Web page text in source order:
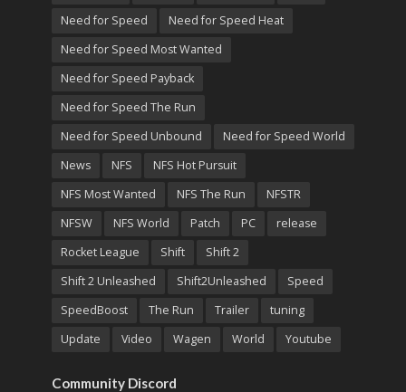
Need for Speed
Need for Speed Heat
Need for Speed Most Wanted
Need for Speed Payback
Need for Speed The Run
Need for Speed Unbound
Need for Speed World
News
NFS
NFS Hot Pursuit
NFS Most Wanted
NFS The Run
NFSTR
NFSW
NFS World Patch PC
release
Rocket League
Shift
Shift 2
Shift 2 Unleashed
Shift2Unleashed
Speed
SpeedBoost
The Run Trailer
tuning
Update
Video Wagen World Youtube
Community Discord